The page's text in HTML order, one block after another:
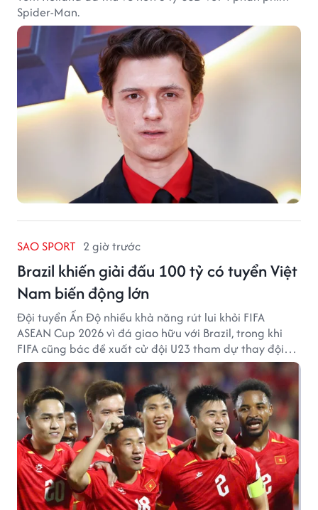
Spider-Man.
SAO SPORT 2 giờ trước
Brazil khiến giải đấu 100 tỷ có tuyển Việt
Nam biến động lớn
Đội tuyển Ấn Độ nhiều khả năng rút lui khỏi FIFA
ASEAN Cup 2026 vì đá giao hữu với Brazil, trong khi
FIFA cũng bác đề xuất cử đội U23 tham dự thay đội
tuyển quốc gia.